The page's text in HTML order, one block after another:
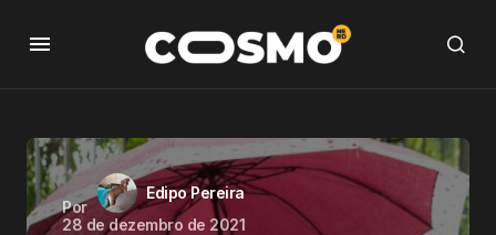
Por
Edipo Pereira
28 de dezembro de 2021